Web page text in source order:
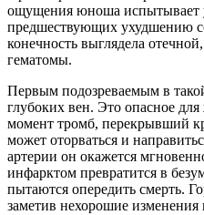
ощущения юноша испытывает
предшествующих ухудшению
конечность выглядела
гематомы.
Первым подозреваемым в
глубоких вен. Это опасное
момент тромб, перекрывший
может оторваться и
артерии он окажется
инфарктом превратится в
пытаются опередить смерть.
заметив нехорошие изменения